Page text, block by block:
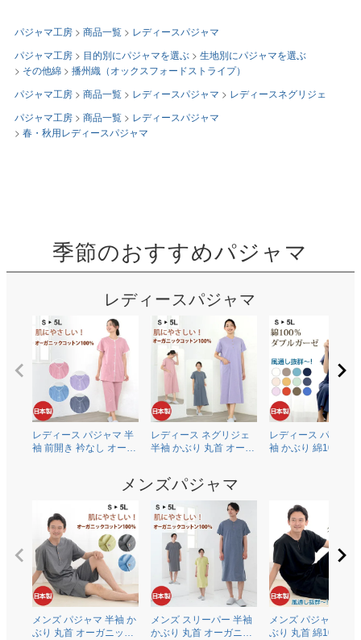
パジャマ工房 商品一覧
レディースパジャマ
パジャマ工房
目的別にパジャマを選ぶ
生地別にパジャマを選ぶ
その他綿
播州織（オックスフォードストライプ）
パジャマ工房
商品一覧 レディースパジャマ
レディースネグリジェ
パジャマ工房
商品一覧
レディースパジャマ
春・秋用レディースパジャマ
季節のおすすめパジャマ
レディースパジャマ
レディース パジャマ 半
袖 前開き 衿なし オーガ
レディース ネグリジェ
半袖 かぶり 丸首 オーガ
レディース パジャマ
袖 かぶり 綿100％二
メンズパジャマ
メンズ パジャマ 半袖 か
ぶり 丸首 オーガニック
メンズ スリーパー 半袖
かぶり 丸首 オーガニッ
メンズ パジャマ 半
ぶり 丸首 綿100％二